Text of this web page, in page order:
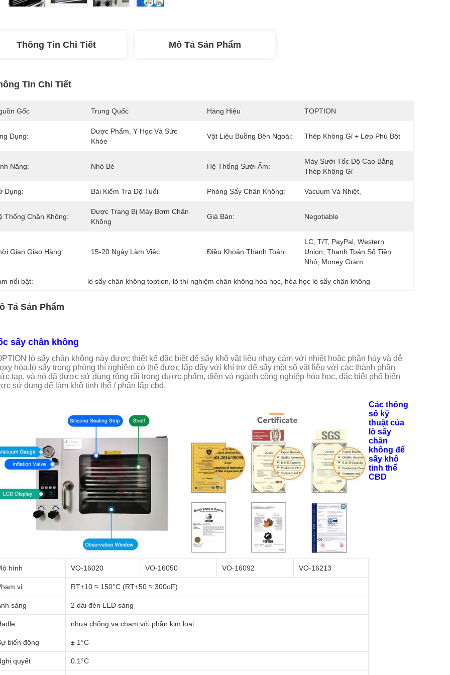
Thông Tin Chi Tiết Mô Tả Sản Phẩm
Tin Chi Tiết
Gốc Trung Quốc Hàng Hiệu TOPTION
Dụng:
Dược Phẩm, Y Học Và Sức
Khỏe
Vật Liệu Buồng Bên Ngoài: Thép Không Gỉ + Lớp Phủ Bột
Năng: Nhỏ Bé Hệ Thống Sưởi Ấm:
Máy Sưởi Tốc Độ Cao Bằng
Thép Không Gỉ
Dụng: Bài Kiểm Tra Độ Tuổi Phòng Sấy Chân Không: Vacuum Và Nhiệt,
Thống Chân Không:
Được Trang Bị Máy Bơm Chân
Không
Giá Bán: Negotiable
Gian Giao Hàng: 15-20 Ngày Làm Việc Điều Khoản Thanh Toán:
LC, T/T, PayPal, Western
Union, Thanh Toán Số Tiền
Nhỏ, Money Gram
nổi bật: lò sấy chân không toption lò thí nghiệm chân không hóa học hóa học lò sấy chân không
Tả Sản Phẩm
sấy chân không
lò sấy chân không này được thiết kế đặc biệt để sấy khô vật liệu nhạy cảm với nhiệt hoặc phân hủy và dễ
hóa.lò sấy trong phòng thí nghiệm có thể được lấp đầy với khí trơ để sấy một số vật liệu với các thành phần
tạp, và nó đã được sử dụng rộng rãi trong dược phẩm, điện và ngành công nghiệp hóa học, đặc biệt phổ biến
sử dụng để làm khô tinh thể / phân lập cbd.
Các thông
số kỹ
thuật của
lò sấy
chân
không để
sấy khô
tinh thể
CBD
hình VO-16020 VO-16050 VO-16092 VO-16213
vi RT+10 ≈ 150°C (RT+50 ≈ 300oF)
sáng 2 dải đèn LED sáng
nhựa chống va chạm với phần kim loại
biến động ± 1°C
quyết 0.1°C